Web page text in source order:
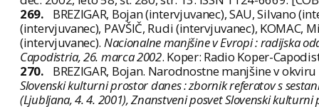
269.
BREZIGAR, Bojan (intervjuvanec), SAU, Silvano
(intervjuvanec), PAVŠIČ, Rudi (intervjuvanec), KOMAC,
(intervjuvanec). Nacionalne manjšine v Evropi : radijska
Capodistria, 26. marca 2002. Koper: Radio Koper-
270.
BREZIGAR, Bojan. Narodnostne manjšine v okviru
Slovenski kulturni prostor danes : zbornik referatov s
(Ljubljana, 4. 4. 2001), Znanstveni posvet Slovenski